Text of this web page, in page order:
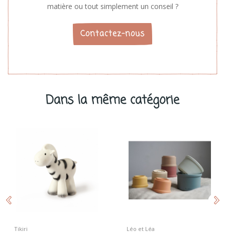
matière ou tout simplement un conseil ?
Contactez-nous
Dans la même catégorie
Tikiri Léo et Léa